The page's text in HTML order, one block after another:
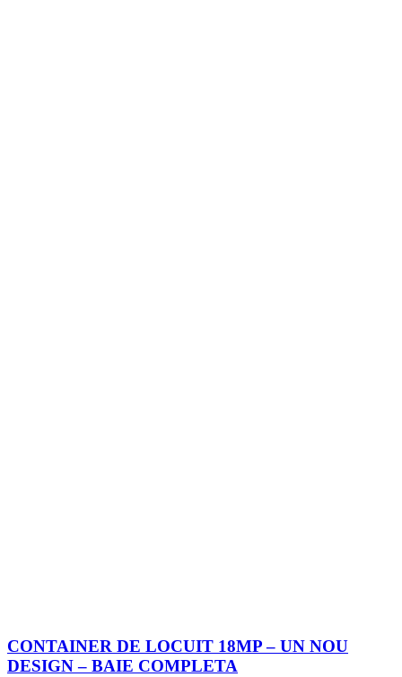
CONTAINER DE LOCUIT 18MP – UN NOU
DESIGN – BAIE COMPLETA